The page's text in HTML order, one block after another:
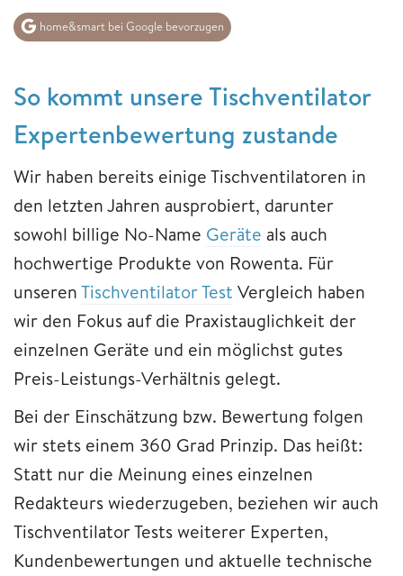
home&smart bei Google bevorzugen
So kommt unsere Tischventilator
Expertenbewertung zustande
Wir haben bereits einige Tischventilatoren in
den letzten Jahren ausprobiert, darunter
sowohl billige No-Name Geräte als auch
hochwertige Produkte von Rowenta. Für
unserenTischventilator Test Vergleich haben
wir den Fokus auf die Praxistauglichkeit der
einzelnen Geräte und ein möglichst gutes
Preis-Leistungs-Verhältnis gelegt.
Bei der Einschätzung bzw. Bewertung folgen
wir stets einem 360 Grad Prinzip. Das heißt:
Statt nur die Meinung eines einzelnen
Redakteurs wiederzugeben, beziehen wir auch
Tischventilator Tests weiterer Experten,
Kundenbewertungen und aktuelle technische